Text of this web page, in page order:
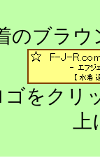
のブラウ
ゴをクリ